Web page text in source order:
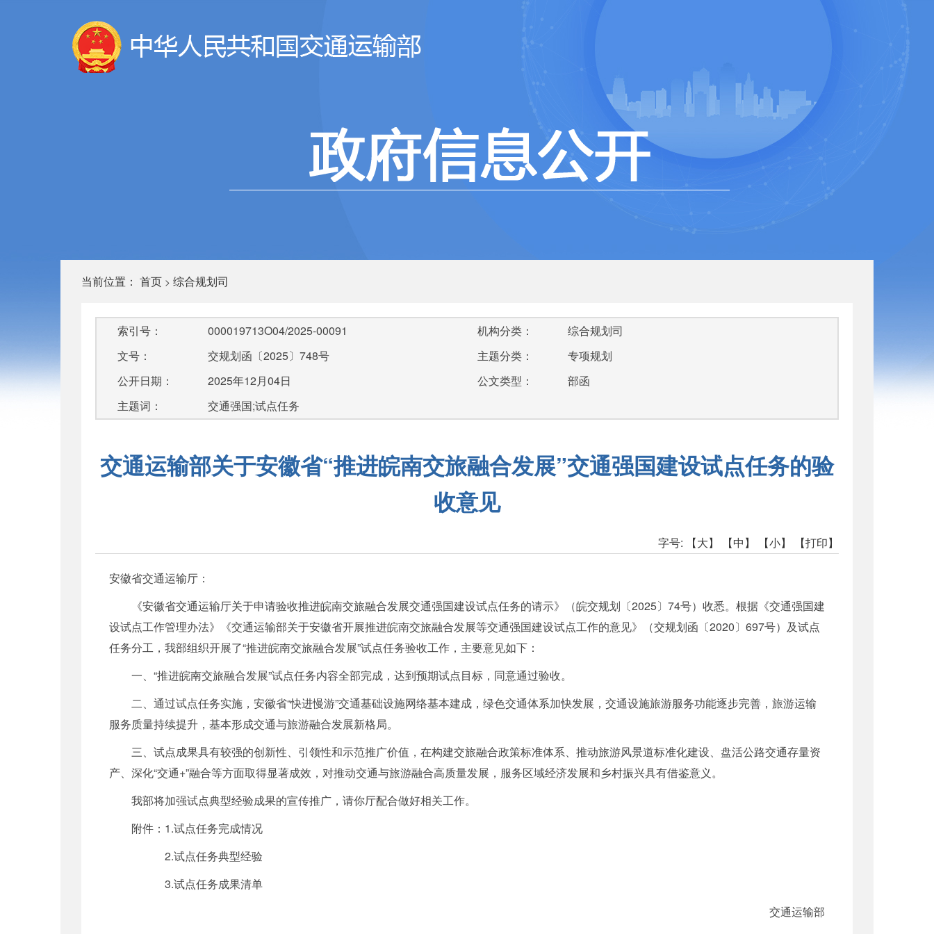
当前位置： 首页 > 综合规划司
索引号：
000019713O04/2025-00091
文号：
交规划函〔2025〕748号
公开日期：
2025年12月04日
主题词：
交通强国;试点任务
机构分类：
综合规划司
主题分类：
专项规划
公文类型：
部函
交通运输部关于安徽省“推进皖南交旅融合发展”交通强国建设试点任务的验
收意见
字号: 【大】 【中】 【小】 【打印】
安徽省交通运输厅：
《安徽省交通运输厅关于申请验收推进皖南交旅融合发展交通强国建设试点任务的请示》（皖交规划〔2025〕74号）收悉。根据《交通强国建
设试点工作管理办法》《交通运输部关于安徽省开展推进皖南交旅融合发展等交通强国建设试点工作的意见》（交规划函〔2020〕697号）及试点
任务分工，我部组织开展了“推进皖南交旅融合发展”试点任务验收工作，主要意见如下：
一、“推进皖南交旅融合发展”试点任务内容全部完成，达到预期试点目标，同意通过验收。
二、通过试点任务实施，安徽省“快进慢游”交通基础设施网络基本建成，绿色交通体系加快发展，交通设施旅游服务功能逐步完善，旅游运输
服务质量持续提升，基本形成交通与旅游融合发展新格局。
三、试点成果具有较强的创新性、引领性和示范推广价值，在构建交旅融合政策标准体系、推动旅游风景道标准化建设、盘活公路交通存量资
产、深化“交通+”融合等方面取得显著成效，对推动交通与旅游融合高质量发展，服务区域经济发展和乡村振兴具有借鉴意义。
我部将加强试点典型经验成果的宣传推广，请你厅配合做好相关工作。
附件：1.试点任务完成情况
2.试点任务典型经验
3.试点任务成果清单
交通运输部